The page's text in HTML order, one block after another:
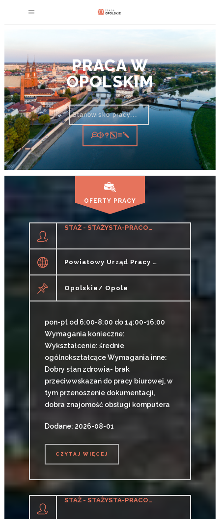
PRACA W
OPOLSKIM
OFERTY PRACY
STAŻ - STAŻYSTA-PRACOWNIK BIUROWY (K/M)
Powiatowy Urząd Pracy W Opolu
Opolskie/ Opole
pon-pt od 6:00-8:00 do 14:00-16:00
Wymagania konieczne:
Wykształcenie: średnie
ogólnokształcące Wymagania inne:
Dobry stan zdrowia- brak
przeciwwskazań do pracy biurowej, w
tym przenoszenie dokumentacji,
dobra znajomość obsługi komputera
Dodane: 2026-08-01
CZYTAJ WIĘCEJ
STAŻ - STAŻYSTA-PRACOWNIK BIUROWY (K/M)